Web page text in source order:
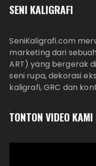
SENI KALIGRAFI
SeniKaligrafi.com
marketing dari
ART) yang bergerak
seni rupa, dekorasi
kaligrafi, GRC dan
TONTON VIDEO KAMI